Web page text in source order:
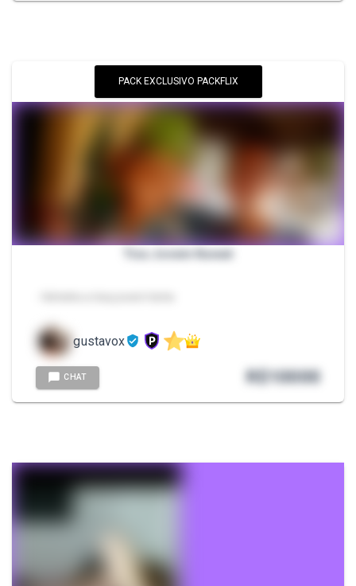
PACK EXCLUSIVO PACKFLIX
Tica Jovem Kawaii
gustavox
CHAT R$10000